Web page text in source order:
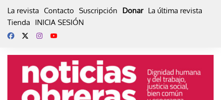
La revista Contacto Suscripción Donar La última revista
Tienda
INICIA SESIÓN